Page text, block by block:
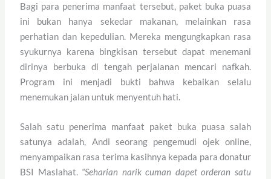
Bagi para penerima manfaat tersebut, paket buka puasa
ini bukan hanya sekedar makanan, melainkan rasa
perhatian dan kepedulian. Mereka mengungkapkan rasa
syukurnya karena bingkisan tersebut dapat menemani
dirinya berbuka di tengah perjalanan mencari nafkah.
Program ini menjadi bukti bahwa kebaikan selalu
menemukan jalan untuk menyentuh hati.
Salah satu penerima manfaat paket buka puasa salah
satunya adalah, Andi seorang pengemudi ojek online,
menyampaikan rasa terima kasihnya kepada para donatur
BSI Maslahat. “Seharian narik cuman dapet orderan satu